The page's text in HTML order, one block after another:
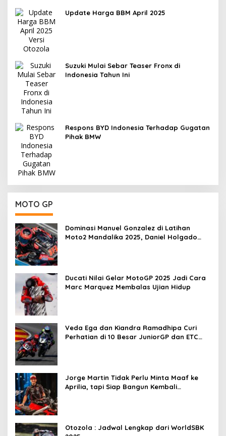
Update Harga BBM April 2025
Suzuki Mulai Sebar Teaser Fronx di
Indonesia Tahun Ini
Respons BYD Indonesia Terhadap Gugatan
Pihak BMW
MOTO GP
Dominasi Manuel Gonzalez di Latihan
Moto2 Mandalika 2025, Daniel Holgado
Ducati Nilai Gelar MotoGP 2025 Jadi Cara
Marc Marquez Membalas Ujian Hidup
Veda Ega dan Kiandra Ramadhipa Curi
Perhatian di 10 Besar JuniorGP dan ETC
Jorge Martin Tidak Perlu Minta Maaf ke
Aprilia, tapi Siap Bangun Kembali
Otozola : Jadwal Lengkap dari WorldSBK